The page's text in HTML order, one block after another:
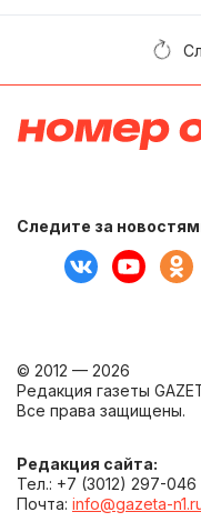
Следите за
© 2012 — 2026
Редакция газеты
Все права защищены.
Редакция сайта:
Тел.: +7 (3012) 297-046
Почта: info@gazeta-